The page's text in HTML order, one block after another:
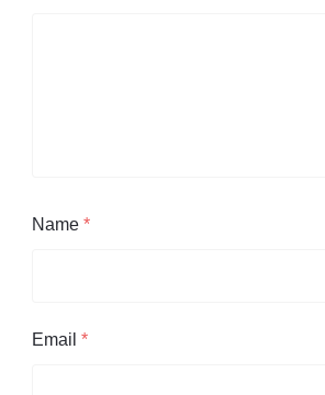
Name *
Email *